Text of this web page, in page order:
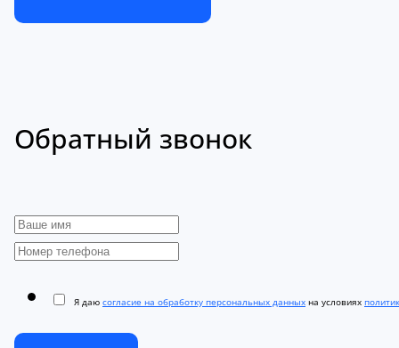
Обратный звонок
Я даю согласие на обработку персональных данных на условиях